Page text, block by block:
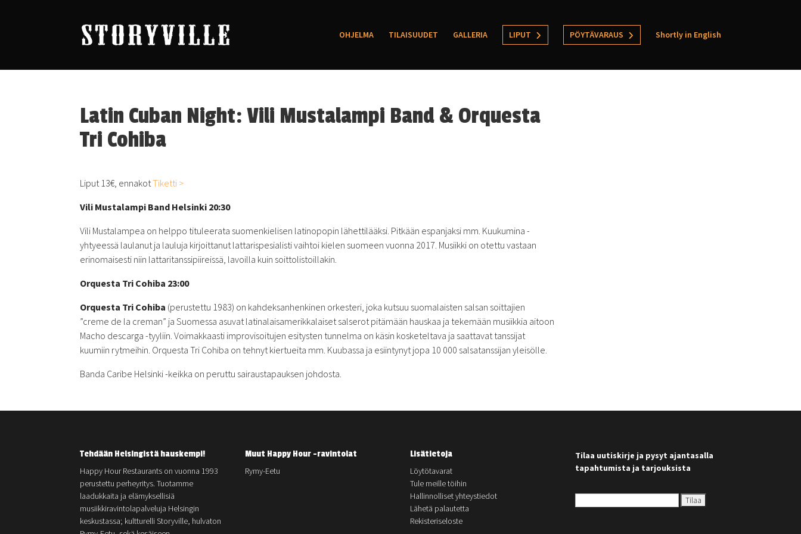
OHJELMA TILAISUUDET GALLERIA LIPUT PÖYTÄVARAUS Shortly in English
Latin Cuban Night: Vili Mustalampi Band & Orquesta
Tri Cohiba
Liput 13€, ennakotTiketti >
Vili Mustalampi Band Helsinki 20:30
Vili Mustalampea on helppo tituleerata suomenkielisen latinopopin lähettilääksi. Pitkään espanjaksi mm. Kuukumina -
yhtyeessä laulanut ja lauluja kirjoittanut lattarispesialisti vaihtoi kielen suomeen vuonna 2017. Musiikki on otettu vastaan
erinomaisesti niin lattaritanssipiireissä, lavoilla kuin soittolistoillakin.
Orquesta Tri Cohiba 23:00
Orquesta Tri Cohiba (perustettu 1983) on kahdeksanhenkinen orkesteri, joka kutsuu suomalaisten salsan soittajien
”creme de la creman” ja Suomessa asuvat latinalaisamerikkalaiset salserot pitämään hauskaa ja tekemään musiikkia aitoon
Macho descarga -tyyliin. Voimakkaasti improvisoitujen esitysten tunnelma on käsin kosketeltava ja saattavat tanssijat
kuumiin rytmeihin. Orquesta Tri Cohiba on tehnyt kiertueita mm. Kuubassa ja esiintynyt jopa 10 000 salsatanssijan yleisölle.
Banda Caribe Helsinki -keikka on peruttu sairaustapauksen johdosta.
Tehdään Helsingistä hauskempi!
Happy Hour Restaurants on vuonna 1993
perustettu perheyritys. Tuotamme
laadukkaita ja elämyksellisiä
musiikkiravintolapalveluja Helsingin
keskustassa; kultturelli Storyville, hulvaton
Muut Happy Hour -ravintolat
Rymy-Eetu
Lisätietoja
Löytötavarat
Tule meille töihin
Hallinnolliset yhteystiedot
Lähetä palautetta
Rekisteriseloste
Tilaa uutiskirje ja pysyt ajantasalla
tapahtumista ja tarjouksista